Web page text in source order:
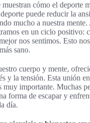
cómo el deporte
puede reducir la
mucho a nuestra
en un ciclo positivo:
nos sentimos. Esto
sano.
cuerpo y mente,
y la tensión. Esta unión
muy importante. Muchas
forma de escapar y
día.